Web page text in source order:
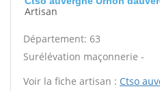
Artisan
Département: 63
Surélévation maçonnerie -
Voir la fiche artisan : Ctso